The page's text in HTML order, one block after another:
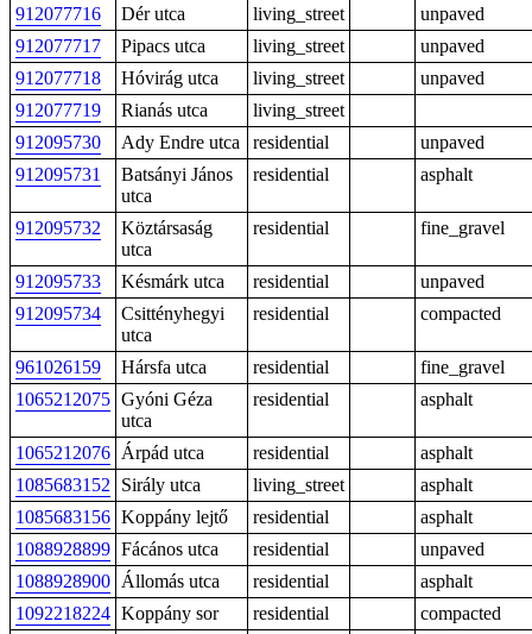
912077716 Dér utca living_street
unpaved
912077717
Pipacs utca living_street
unpaved
912077718
Hóvirág utca living_street
unpaved
912077719
Rianás utca
living_street
912095730
Ady Endre utca residential
unpaved
912095731
Batsányi János
utca
residential asphalt
912095732
Köztársaság
utca
residential fine_gravel
912095733 Késmárk utca residential
unpaved
912095734
Csittényhegyi
utca
residential compacted
961026159 Hársfa utca residential
fine_gravel
1065212075 Gyóni Géza
utca
residential asphalt
1065212076 Árpád utca residential
asphalt
1085683152
Sirály utca living_street
asphalt
1085683156 Koppány lejtő residential
asphalt
1088928899 Fácános utca residential
unpaved
1088928900 Állomás utca residential
asphalt
1092218224 Koppány sor residential
compacted